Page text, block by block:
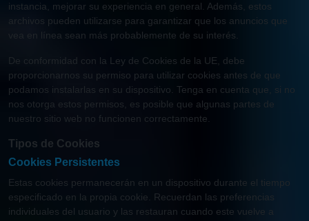
instancia, mejorar su experiencia en general. Además, estos
archivos pueden utilizarse para garantizar que los anuncios que
vea en línea sean más probablemente de su interés.
De conformidad con la Ley de Cookies de la UE, debe
proporcionarnos su permiso para utilizar cookies antes de que
podamos instalarlas en su dispositivo. Tenga en cuenta que, si no
nos otorga estos permisos, es posible que algunas partes de
nuestro sitio web no funcionen correctamente.
Tipos de Cookies
Cookies Persistentes
Estas cookies permanecerán en un dispositivo durante el tiempo
especificado en la propia cookie. Recuerdan las preferencias
individuales del usuario y las restauran cuando este vuelve a